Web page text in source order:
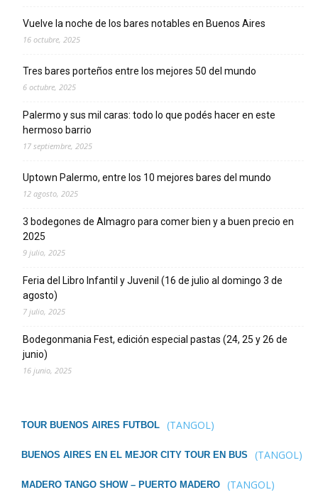
Vuelve la noche de los bares notables en Buenos Aires
16 octubre, 2025
Tres bares porteños entre los mejores 50 del mundo
6 octubre, 2025
Palermo y sus mil caras: todo lo que podés hacer en este
hermoso barrio
17 septiembre, 2025
Uptown Palermo, entre los 10 mejores bares del mundo
12 agosto, 2025
3 bodegones de Almagro para comer bien y a buen precio en
2025
9 julio, 2025
Feria del Libro Infantil y Juvenil (16 de julio al domingo 3 de
agosto)
7 julio, 2025
Bodegonmania Fest, edición especial pastas (24, 25 y 26 de
junio)
16 junio, 2025
TOUR BUENOS AIRES FUTBOL (TANGOL)
BUENOS AIRES EN EL MEJOR CITY TOUR EN BUS (TANGOL)
MADERO TANGO SHOW – PUERTO MADERO (TANGOL)